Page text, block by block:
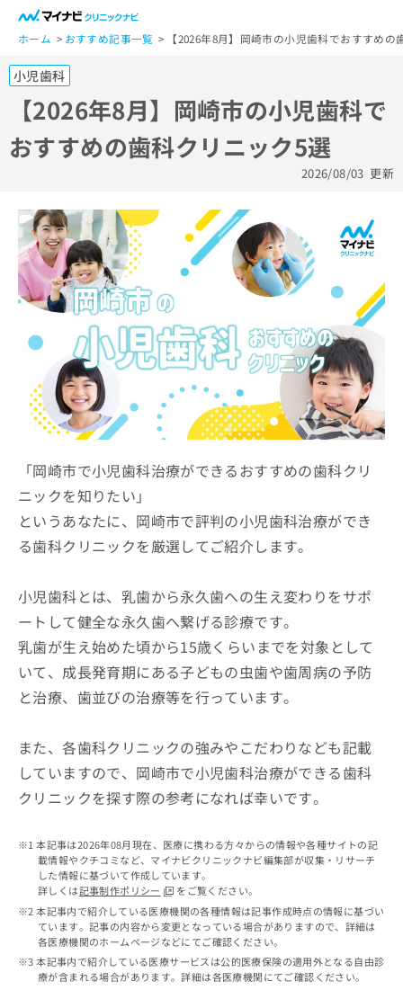
ホーム おすすめ記事一覧 【2026年8月】岡崎市の小児歯科でおすすめの
小児歯科
【2026年8月】岡崎市の小児歯科で
おすすめの歯科クリニック5選
2026/08/03 更新
「岡崎市で小児歯科治療ができるおすすめの歯科クリ
ニックを知りたい」
というあなたに、岡崎市で評判の小児歯科治療ができ
る歯科クリニックを厳選してご紹介します。
小児歯科とは、乳歯から永久歯への生え変わりをサポ
ートして健全な永久歯へ繋げる診療です。
乳歯が生え始めた頃から15歳くらいまでを対象として
いて、成長発育期にある子どもの虫歯や歯周病の予防
と治療、歯並びの治療等を行っています。
また、各歯科クリニックの強みやこだわりなども記載
していますので、岡崎市で小児歯科治療ができる歯科
クリニックを探す際の参考になれば幸いです。
本記事は2026年08月現在、医療に携わる方々からの情報や各種サイトの記
載情報やクチコミなど、マイナビクリニックナビ編集部が収集・リサーチ
した情報に基づいて作成しています。
詳しくは記事制作ポリシー
をご覧ください。
本記事内で紹介している医療機関の各種情報は記事作成時点の情報に基づい
ています。記事の内容から変更となっている場合がありますので、詳細は
各医療機関のホームページなどにてご確認ください。
本記事内で紹介している医療サービスは公的医療保険の適用外となる自由診
療が含まれる場合があります。詳細は各医療機関にてご確認ください。
一
般
ー
ザ
ー
の
方
ち
ら
マ
イ
ビ
ニ
ッ
ビ
関
す
る
お
い
合
わ
せ
は
こ
ち
こち
らは
マイ
ナビ
クナ
ビサ
イト
への
お問
合せ
フォ
ーム
とな
りま
医
療
ら
広
告
出
の
い
合
せ
こ
ち
ら
の
求
ち
広
告
代
店
は
こ
ち
広
告
出
お
合
わ
は